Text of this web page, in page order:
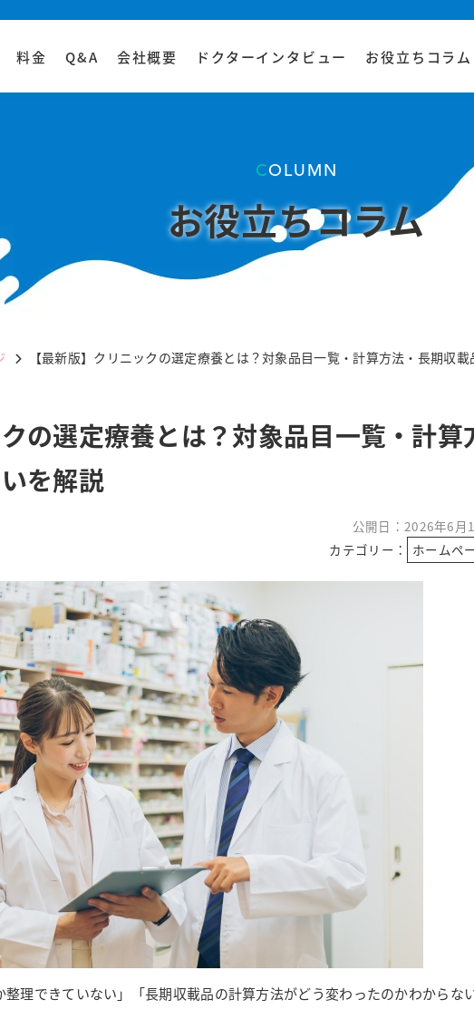
料金 Q&A 会社概要 ドクターインタビュー お役立ちコラム
COLUMN
お役立ちコラム
【最新版】クリニックの選定療養とは？対象品目一覧・計算方法・長期収
クの選定療養とは？対象品目一覧・計算
を解説
公開日：2026年6月
カテゴリー：
ホームペ
整理できていない」「長期収載品の計算方法がどう変わったのかわからない